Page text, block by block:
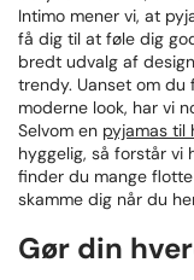
Intimo mener vi, at
få dig til at føle dig
bredt udvalg af
trendy. Uanset om
moderne look, har vi
Selvom en pyjamas til
hyggelig, så forstår vi
finder du mange
skamme dig når du
Gør din